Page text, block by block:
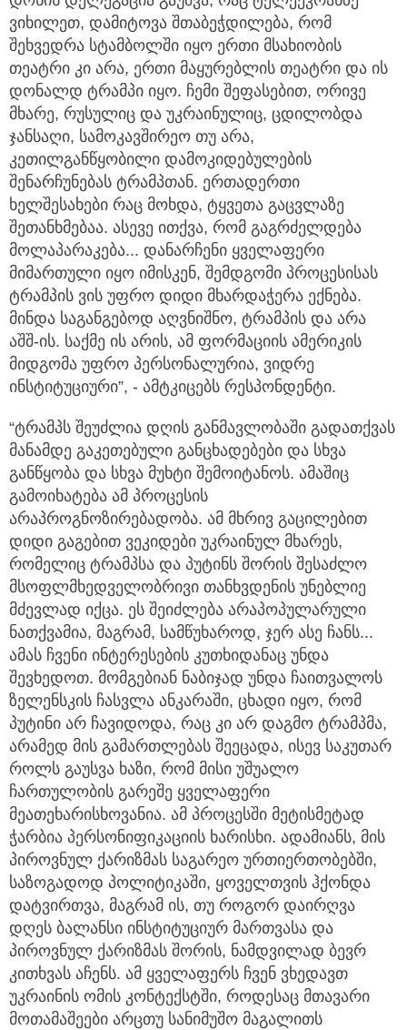
ვიხილეთ, დამიტოვა შთაბეჭდილება, რომ
შეხვედრა სტამბოლში იყო ერთი მსახიობის
თეატრი კი არა, ერთი მაყურებლის თეატრი და ის
დონალდ ტრამპი იყო. ჩემი შეფასებით, ორივე
მხარე, რუსულიც და უკრაინულიც, ცდილობდა
ჯანსაღი, სამოკავშირეო თუ არა,
კეთილგანწყობილი დამოკიდებულების
შენარჩუნებას ტრამპთან. ერთადერთი
ხელშესახები რაც მოხდა, ტყვეთა გაცვლაზე
შეთანხმებაა. ასევე ითქვა, რომ გაგრძელდება
მოლაპარაკება... დანარჩენი ყველაფერი
მიმართული იყო იმისკენ, შემდგომი პროცესისას
ტრამპის ვის უფრო დიდი მხარდაჭერა ექნება.
მინდა საგანგებოდ აღვნიშნო, ტრამპის და არა
აშშ-ის. საქმე ის არის, ამ ფორმაციის ამერიკის
მიდგომა უფრო პერსონალურია, ვიდრე
ინსტიტუციური”, - ამტკიცებს რესპონდენტი.
“ტრამპს შეუძლია დღის განმავლობაში გადათქვას
მანამდე გაკეთებული განცხადებები და სხვა
განწყობა და სხვა მუხტი შემოიტანოს. ამაშიც
გამოიხატება ამ პროცესის
არაპროგნოზირებადობა. ამ მხრივ გაცილებით
დიდი გაგებით ვეკიდები უკრაინულ მხარეს,
რომელიც ტრამპსა და პუტინს შორის შესაძლო
მსოფლმხედველობრივი თანხვდენის უნებლიე
მძევლად იქცა. ეს შეიძლება არაპოპულარული
ნათქვამია, მაგრამ, სამწუხაროდ, ჯერ ასე ჩანს...
ამას ჩვენი ინტერესების კუთხიდანაც უნდა
შევხედოთ. მომგებიან ნაბიჯად უნდა ჩაითვალოს
ზელენსკის ჩასვლა ანკარაში, ცხადი იყო, რომ
პუტინი არ ჩავიდოდა, რაც კი არ დაგმო ტრამპმა,
არამედ მის გამართლებას შეეცადა, ისევ საკუთარ
როლს გაუსვა ხაზი, რომ მისი უშუალო
ჩართულობის გარეშე ყველაფერი
მეათეხარისხოვანია. ამ პროცესში მეტისმეტად
ჭარბია პერსონიფიკაციის ხარისხი. ადამიანს, მის
პიროვნულ ქარიზმას საგარეო ურთიერთობებში,
საზოგადოდ პოლიტიკაში, ყოველთვის ჰქონდა
დატვირთვა, მაგრამ ის, თუ როგორ დაირღვა
დღეს ბალანსი ინსტიტუციურ მართვასა და
პიროვნულ ქარიზმას შორის, ნამდვილად ბევრ
კითხვას აჩენს. ამ ყველაფერს ჩვენ ვხედავთ
უკრაინის ომის კონტექსტში, როდესაც მთავარი
მოთამაშეები არცთუ სანიმუშო მაგალითს